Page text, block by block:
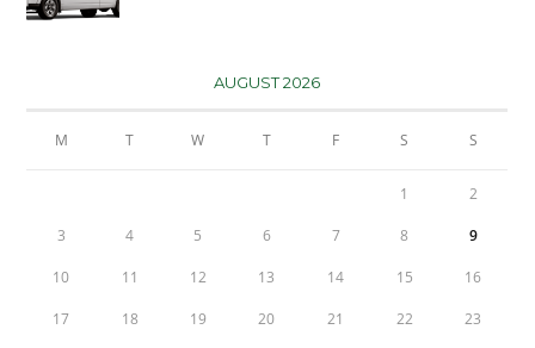
AUGUST 2026
M T W T F S S
1 2
3 4 5 6 7 8 9
10 11 12 13 14 15 16
17 18 19 20 21 22 23